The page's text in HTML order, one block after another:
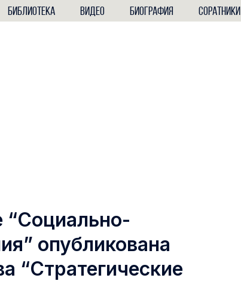
БИБЛИОТЕКА ВИДЕО БИОГРАФИЯ СОРАТНИКИ
опубликована
“Стратегические